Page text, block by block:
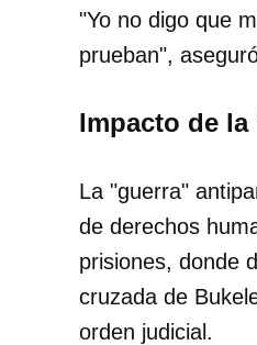
"Yo no digo que
prueban",
Impacto de
La "guerra"
de derechos
prisiones, donde
cruzada de
orden judicial.